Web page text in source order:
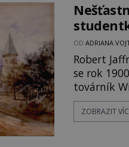
ODADRIANA
Robert
se rok
továrník
Smutná
dědictvím... Robertu připadne rodinné
ZOBRAZIT